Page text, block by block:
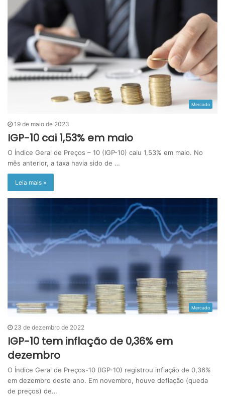
Mercado
19 de maio de 2023
IGP-10 cai 1,53% em maio
O Índice Geral de Preços – 10 (IGP-10) caiu 1,53% em maio. No
mês anterior, a taxa havia sido de …
Leia mais »
Mercado
23 de dezembro de 2022
IGP-10 tem inflação de 0,36% em
dezembro
O Índice Geral de Preços-10 (IGP-10) registrou inflação de 0,36%
em dezembro deste ano. Em novembro, houve deflação (queda
de preços) de…